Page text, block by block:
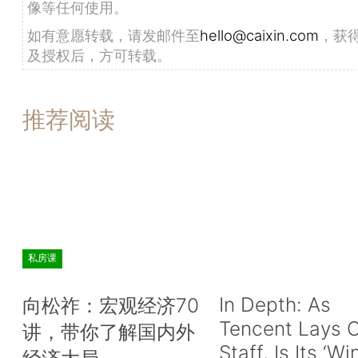
像等任何使用。
如有意愿转载，请发邮件至hello@caixin.com ，获
及授权后，方可转载。
推荐阅读
私房课
向松祚：宏观经济70
讲，带你了解国内外
In Depth: As
Tencent Lays
Staff, Is Its